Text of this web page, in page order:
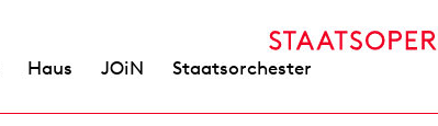
Haus JOiN StaatsorchesterNORMA